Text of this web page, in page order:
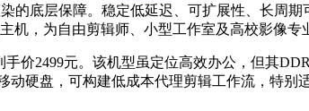
的底层保障。稳定低延迟、可扩展性、长周
机，为自由剪辑师、小型工作室及高校影像专
价2499元。该机型虽定位高效办公，但其
动硬盘，可构建低成本代理剪辑工作流，特别